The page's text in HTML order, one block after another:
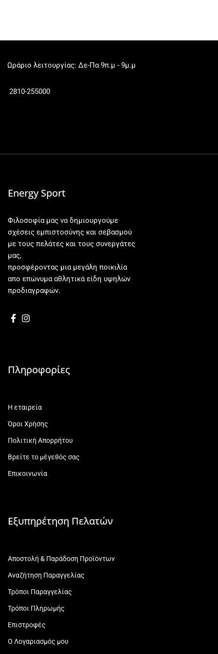
Ωράριο λειτουργίας: Δε-Πα 9π.μ - 9μ.μ
2810-255000
Energy Sport
Φιλοσοφία μας να δημιουργούμε
σχέσεις εμπιστοσύνης και σεβασμού
με τους πελάτες και τους συνεργάτες
μας,
προσφέροντας μια μεγάλη ποικιλία
απο επώνυμα αθλητικά είδη υψηλών
προδιαγραφών.
Πληροφορίες
Η εταιρεία
Όροι Χρήσης
Πολιτική Απορρήτου
Βρείτε το μέγεθός σας
Επικοινωνία
Εξυπηρέτηση Πελατών
Αποστολή & Παράδοση Προϊόντων
Αναζήτηση Παραγγελίας
Τρόποι Παραγγελίας
Τρόποι Πληρωμής
Επιστροφές
Ο Λογαριασμός μου